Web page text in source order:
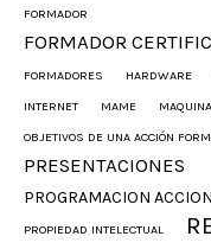
FORMADOR
FORMADOR
FORMADORES HARDWARE
INTERNET
MAME
OBJETIVOS DE UNA ACCIÓN
PRESENTACIONES
PROGRAMACION
PROPIEDAD INTELECTUAL